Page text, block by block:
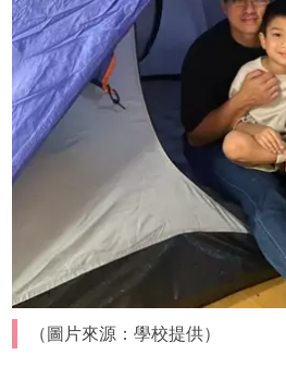
（圖片來源：學校提供）